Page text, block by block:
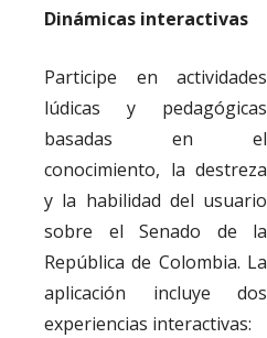
Dinámicas interactivas
Participe en actividades
lúdicas y pedagógicas
basadas en el
conocimiento, la destreza
y la habilidad del usuario
sobre el Senado de la
República de Colombia. La
aplicación incluye dos
experiencias interactivas: